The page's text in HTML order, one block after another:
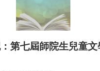
第七屆師院生兒童文